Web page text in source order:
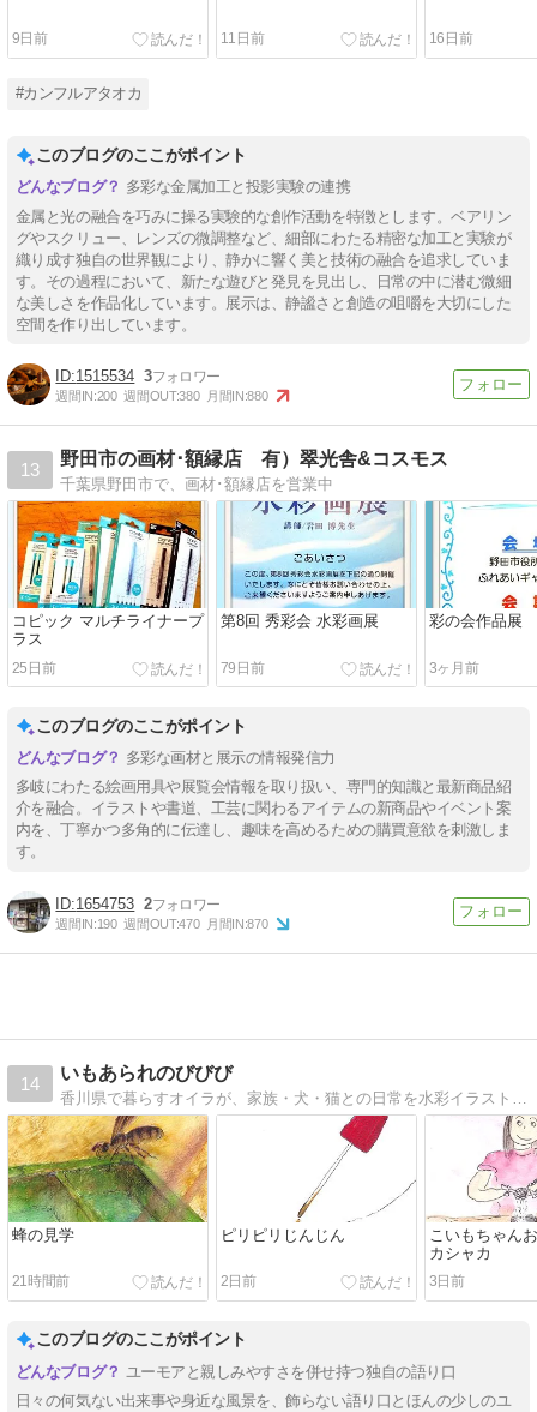
9日前 11日前 16日前
#カンフルアタオカ
このブログのここがポイント
多彩な金属加工と投影実験の連携
金属と光の融合を巧みに操る実験的な創作活動を特徴とします。ベアリン
グやスクリュー、レンズの微調整など、細部にわたる精密な加工と実験が
織り成す独自の世界観により、静かに響く美と技術の融合を追求していま
す。その過程において、新たな遊びと発見を見出し、日常の中に潜む微細
な美しさを作品化しています。展示は、静謐さと創造の咀嚼を大切にした
空間を作り出しています。
1515534 3
週間IN:200 週間OUT:380 月間IN:880
13
野田市の画材･額縁店 有）翠光舎&コスモス
千葉県野田市で、画材･額縁店を営業中
コピック マルチライナープ
ラス
25日前
第8回 秀彩会 水彩画展
79日前
彩の会作品展
3ヶ月前
このブログのここがポイント
多彩な画材と展示の情報発信力
多岐にわたる絵画用具や展覧会情報を取り扱い、専門的知識と最新商品紹
介を融合。イラストや書道、工芸に関わるアイテムの新商品やイベント案
内を、丁寧かつ多角的に伝達し、趣味を高めるための購買意欲を刺激しま
す。
1654753 2
週間IN:190 週間OUT:470 月間IN:870
14
いもあられのびびび
蜂の見学
21時間前
ピリピリじんじん
2日前
こいもちゃん
カシャカ
3日前
このブログのここがポイント
ユーモアと親しみやすさを併せ持つ独自の語り口
日々の何気ない出来事や身近な風景を、飾らない語り口とほんの少しのユ